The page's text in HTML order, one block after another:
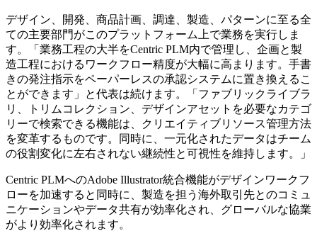
デザイン、開発、商品計画、調達、製造、パターンに至る全
ての主要部門がこのプラットフォーム上で業務を実行しま
す。「業務工程の大半をCentric PLM内で管理し、企画と製
造工程におけるワークフロー精度が大幅に高まります。手書
きの発注指示をペーパーレスの承認システムに置き換えるこ
とができます」と代表は続けます。「ファブリックライブラ
リ、トリムコレクション、デザインアセットを必要なカテゴ
リーで検索できる機能は、クリエイティブリソース管理方法
を変革するものです。同時に、一元化されたデータはチーム
の役割変化に左右されない継続性と可視性を維持します。」
Centric PLMへのAdobe Illustrator統合機能がデザインワークフ
ローを加速すると同時に、製造を担う海外取引先とのコミュ
ニケーションやデータ共有が効率化され、グローバルな協業
がより効率化されます。